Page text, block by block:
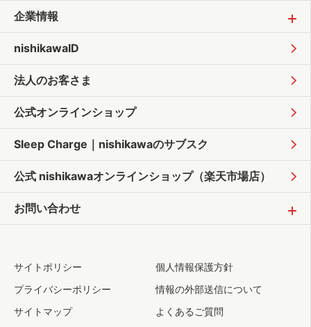
企業情報
nishikawaID
法人のお客さま
公式オンラインショップ
Sleep Charge｜ nishikawaのサブスク
公式 nishikawaオンラインショップ（楽天市場店）
お問い合わせ
サイトポリシー
個人情報保護方針
プライバシーポリシー
情報の外部送信について
サイトマップ
よくあるご質問